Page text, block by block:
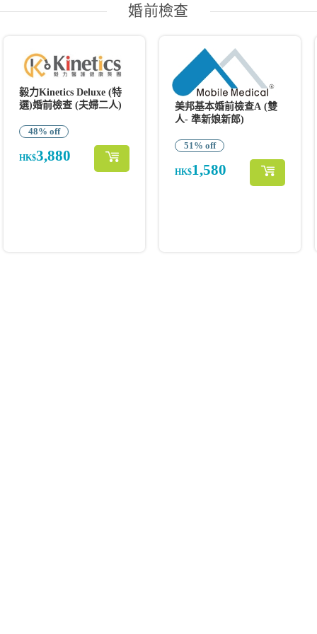
婚前檢查
毅力Kinetics Deluxe (特
選)婚前檢查 (夫婦二人)
48% off
HK$3,880
美邦基本婚前檢查A (雙
人- 準新娘新郎)
51% off
HK$1,580